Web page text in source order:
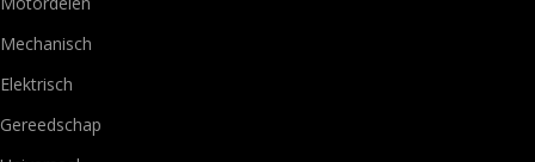
Mechanisch
Elektrisch
Gereedschap